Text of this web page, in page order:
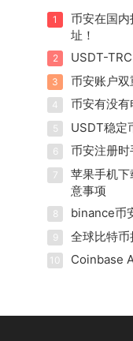
1
币安在国
址！
2 USDT-
3 币安账户
4 币安有没
5 USDT稳定
6 币安注册
7
苹果手机
意事项
8 binance币
9 全球比特币
10 Coinbase